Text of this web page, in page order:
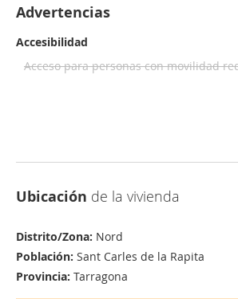
Advertencias
Accesibilidad
Acceso para personas con movilidad
Ubicación de la vivienda
Distrito/Zona: Nord
Población: Sant Carles de la Rapita
Provincia: Tarragona